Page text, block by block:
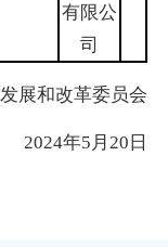
有限公
司
展和改革委员会
2024年5月20日